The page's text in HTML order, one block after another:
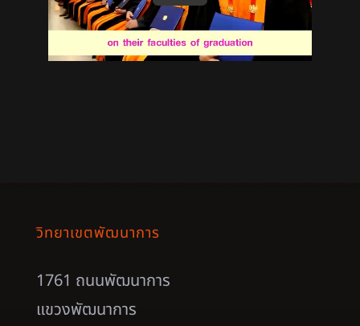
วิทยาเขตพัฒนาการ
1761 ถนนพัฒนาการ
แขวงพัฒนาการ